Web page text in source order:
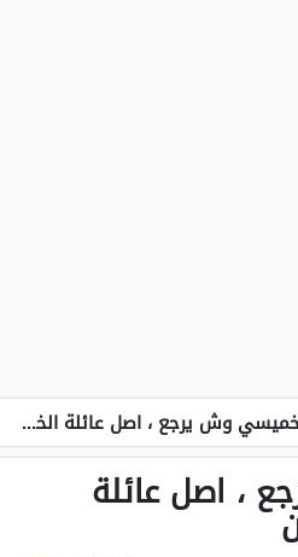
وش يرجع ، اصل عائلة الخميسي من وين
، اصل عائلة